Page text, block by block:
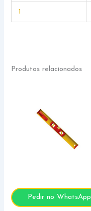
1
Produtos relacionados
Pedir no WhatsApp